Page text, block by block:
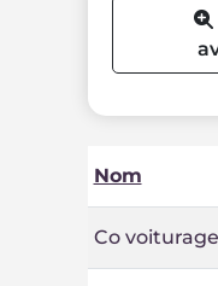
Nom
Co voiturage